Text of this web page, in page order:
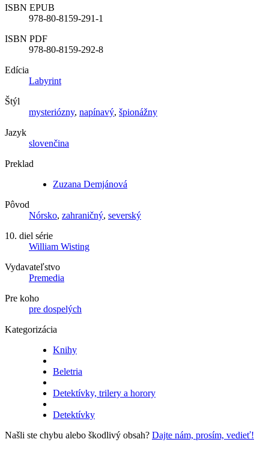
ISBN EPUB
978-80-8159-291-1
ISBN PDF
978-80-8159-292-8
Edícia
Labyrint
Štýl
mysteriózny, napínavý, špionážny
Jazyk
slovenčina
Preklad
Zuzana Demjánová
Pôvod
Nórsko, zahraničný, severský
10. diel série
William Wisting
Vydavateľstvo
Premedia
Pre koho
pre dospelých
Kategorizácia
Knihy
Beletria
Detektívky, trilery a horory
Detektívky
Našli ste chybu alebo škodlivý obsah? Dajte nám, prosím, vedieť!